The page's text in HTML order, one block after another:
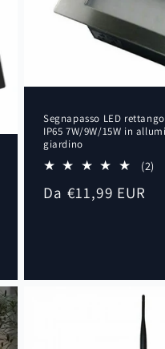
Segnapasso LED
IP65 7W/9W/15W in
giardino
(2)
Prezzo
Da €11,99 EUR